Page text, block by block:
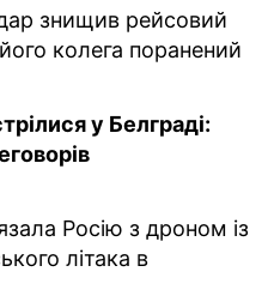
знищив рейсовий
колега поранений
у Белграді:
Росію з дроном із
літака в